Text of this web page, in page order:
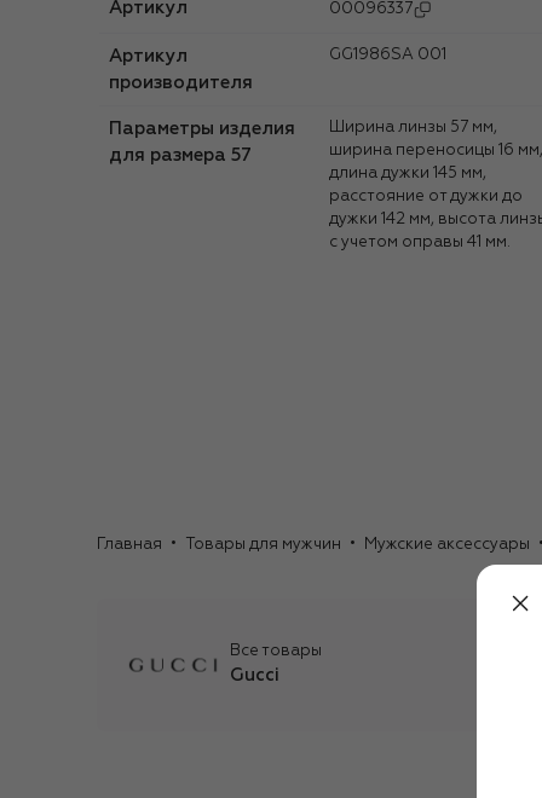
Артикул 00096337
Артикул
производителя
GG1986SA 001
Параметры изделия
для размера 57
Ширина линзы 57 мм,
ширина переносицы 16 мм,
длина дужки 145 мм,
расстояние от дужки до
дужки 142 мм, высота
с учетом оправы 41 мм.
Главная Товары для мужчин Мужские аксессуары
Все товары
Gucci